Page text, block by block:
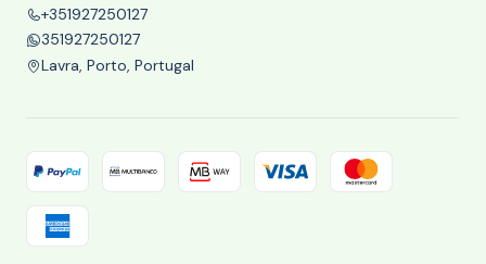
+351927250127
351927250127
Lavra, Porto, Portugal